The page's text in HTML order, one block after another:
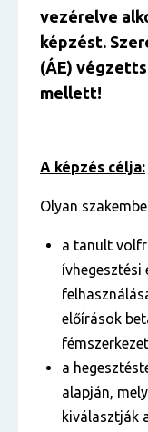
vezérelve
képzést.
(ÁE)
mellett!
A képzés célja:
Olyan
a tanult
ívhegesztési
előírások
a
alapján,
kiválasztják